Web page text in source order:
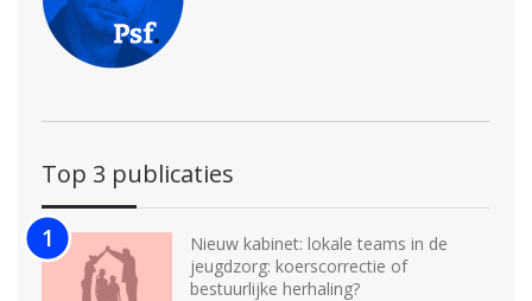
Top 3 publicaties
Nieuw kabinet: lokale teams in de
jeugdzorg: koerscorrectie of
bestuurlijke herhaling?